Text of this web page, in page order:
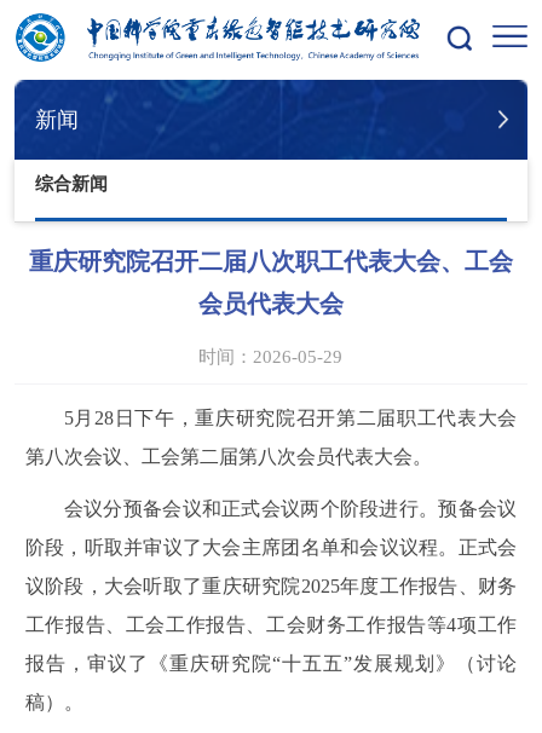
您的位置：首页 新闻 综合新闻
新闻
综合新闻
重庆研究院召开二届八次职工代表大会、工会
会员代表大会
时间：2026-05-29
5月28日下午，重庆研究院召开第二届职工代表大会
第八次会议、工会第二届第八次会员代表大会。
会议分预备会议和正式会议两个阶段进行。预备会议
阶段，听取并审议了大会主席团名单和会议议程。正式会
议阶段，大会听取了重庆研究院2025年度工作报告、财务
工作报告、工会工作报告、工会财务工作报告等4项工作
报告，审议了《重庆研究院“十五五”发展规划》（讨论
稿）。